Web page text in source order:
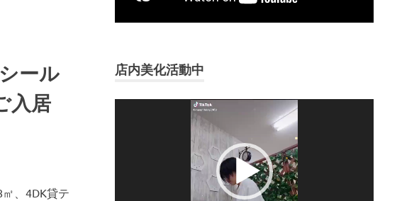
ール
入居
、4DK貸テ
店内美化活動中